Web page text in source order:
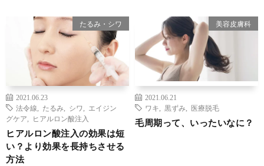
たるみ・シワ
2021.06.23
法令線
たるみ シワ
エイジン
グケア
ヒアルロン酸注入
ヒアルロン酸注入の効果は短
い？より効果を長持ちさせる
方法
美容皮膚科
2021.06.21
ワキ
黒ずみ 医療脱毛
毛周期って、いったいなに？